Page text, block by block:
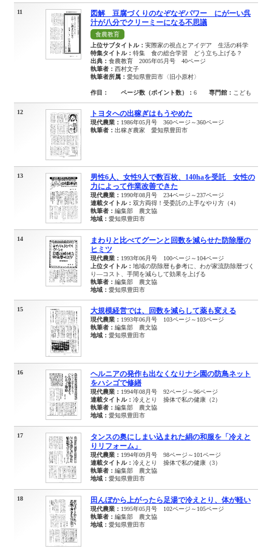
11
図解 豆腐づくりのなぞなぞパワー にがーい呉
汁が八分でクリーミーになる不思議
食農教育
上位サブタイトル： 実際家の視点とアイデア 生活の科学
特集タイトル： 特集 食の総合学習 どう立ち上げる？
出典： 食農教育 2005年05月号 40ページ
執筆者： 西村文子
執筆者所属： 愛知県豊田市〈旧小原村〉
作目： ページ数（ポイント数）： 6 専門館： こども
12 トヨタへの出稼ぎはもうやめた
現代農業： 1986年05月号 360ページ～360ページ
執筆者： 出稼ぎ農家 愛知県豊田市
13
男性6人、女性9人で数百枚、140haを受託 女性の
力によって作業改善できた
現代農業： 1990年08月号 234ページ～237ページ
連載タイトル： 双方両得！受委託の上手なやり方（4）
執筆者： 編集部 農文協
地域： 愛知県豊田市
14
まわりと比べてグーンと回数を減らせた防除暦の
ヒミツ
現代農業： 1993年06月号 100ページ～104ページ
上位タイトル： 地域の防除暦も参考に、わが家流防除暦づく
り―コスト、手間を減らして効果を上げる
執筆者： 編集部 農文協
地域： 愛知県豊田市
15 大規模経営では、回数を減らして薬も変える
現代農業： 1993年06月号 103ページ～103ページ
執筆者： 編集部 農文協
地域： 愛知県豊田市
16
ヘルニアの発作も出なくなりナシ園の防鳥ネット
をハシゴで修繕
現代農業： 1994年08月号 92ページ～96ページ
連載タイトル： 冷えとり 操体で私の健康（2）
執筆者： 編集部 農文協
地域： 愛知県豊田市
17
タンスの奥にしまい込まれた絹の和服を「冷えと
りリフォーム」
現代農業： 1994年09月号 98ページ～101ページ
連載タイトル： 冷えとり 操体で私の健康（3）
執筆者： 編集部 農文協
地域： 愛知県豊田市
18 田んぼから上がったら足湯で冷えとり、体が軽い
現代農業： 1995年05月号 102ページ～105ページ
執筆者： 編集部 農文協
地域： 愛知県豊田市